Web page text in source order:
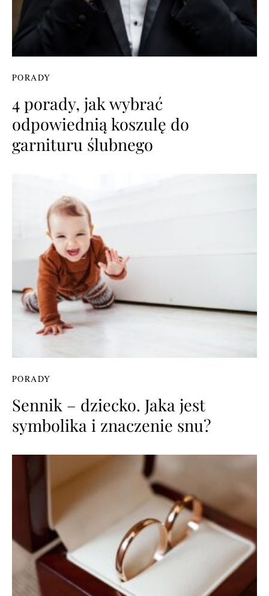
PORADY
4 porady, jak wybrać
odpowiednią koszulę do
garnituru ślubnego
PORADY
Sennik – dziecko. Jaka jest
symbolika i znaczenie snu?